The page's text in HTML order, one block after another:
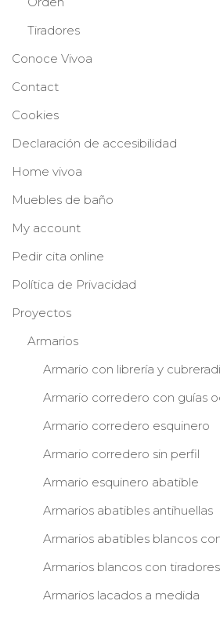
Tiradores
Conoce Vivoa
Contact
Cookies
Declaración de accesibilidad
Home vivoa
Muebles de baño
My account
Pedir cita online
Política de Privacidad
Proyectos
Armarios
Armario con librería y
Armario corredero con guías
Armario corredero esquinero
Armario corredero sin perfil
Armario esquinero abatible
Armarios abatibles antihuellas
Armarios abatibles blancos
Armarios blancos con
Armarios lacados a medida